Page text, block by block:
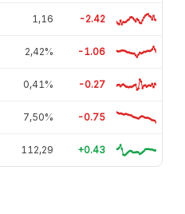
1,16 -2.42
2,42% -1.06
0,41% -0.27
7,50% -0.75
112,29 +0.43